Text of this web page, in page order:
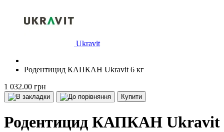
Ukravit
Родентицид КАПКАН Ukravit 6 кг
1 032.00 грн
Купити
Родентицид КАПКАН Ukravit